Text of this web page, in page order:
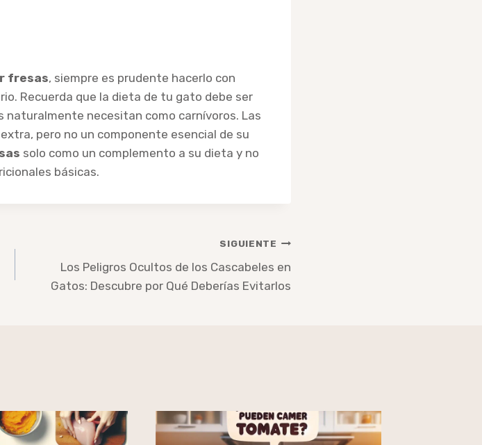
fresas, siempre es prudente hacerlo con
Recuerda que la dieta de tu gato debe ser
naturalmente necesitan como carnívoros. Las
pero no un componente esencial de su
solo como un complemento a su dieta y no
básicas.
SIGUIENTE
Los Peligros Ocultos de los Cascabeles en
Gatos: Descubre por Qué Deberías Evitarlos